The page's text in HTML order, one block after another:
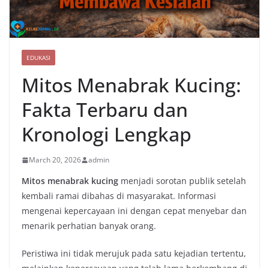
EDUKASI
Mitos Menabrak Kucing:
Fakta Terbaru dan
Kronologi Lengkap
March 20, 2026 admin
Mitos menabrak kucing menjadi sorotan publik setelah
kembali ramai dibahas di masyarakat. Informasi
mengenai kepercayaan ini dengan cepat menyebar dan
menarik perhatian banyak orang.
Peristiwa ini tidak merujuk pada satu kejadian tertentu,